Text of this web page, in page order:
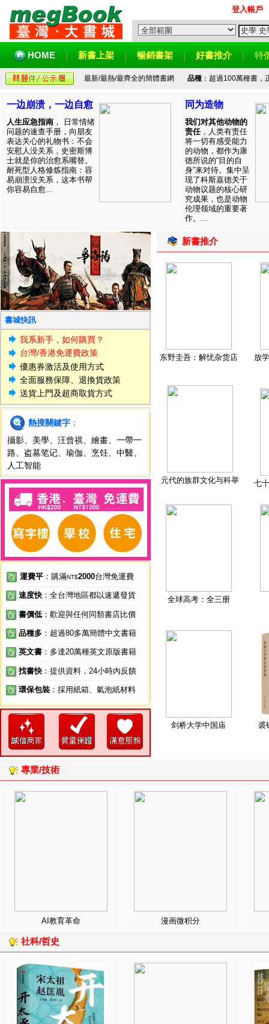
登入帳戶
HOME 新書上架 暢銷書架 好書推介 特
最新/最熱/最齊全的簡體書網 品種：超過100萬種書，
一边崩溃，一边自愈
人生应急指南 ， 日常情绪
问题的速查手册，向朋友
表达关心的礼物书：不会
安慰人没关系，史密斯博
士就是你的治愈系嘴替。
耐死型人格修炼指南：容
易崩溃没关系，这本书帮
你容易自愈...
同为造物
我们对其他动物的
责任，人类有责任
将一切有感受能力
的动物，都作为康
德所说的“目的自
身”来对待。集中呈
现了科斯嘉德关于
动物议题的核心研
究成果，也是动物
伦理领域的重要著
作。...
書城快訊
我系新手，如何購買？
台灣/香港免運費政策
優惠券激活及使用方式
全面服務保障、退換貨政策
送貨上門及超商取貨方式
熱搜關鍵字 ：
攝影
美學 汪曾祺 繪畫
一帶一
路
盗墓笔记 瑜伽 烹饪 中醫
人工智能
運費平 ：購滿NT$2000台灣免運費
速度快 ：全台灣地區都以速遞發貨
書價低 ：歡迎與任何同類書店比價
品種多 ：超過80多萬簡體中文書籍
英文書 ：多達20萬種英文原版書籍
找書快 ：提供資料，24小時內反饋
環保包裝 ：採用紙箱、氣泡紙材料
新書推介
东野圭吾：解忧杂货店 放
元代的族群文化与科举 七
全球高考：全三册
剑桥大学中国庙 裘
專業/技術
AI教育革命 漫画微积分
社科/哲史